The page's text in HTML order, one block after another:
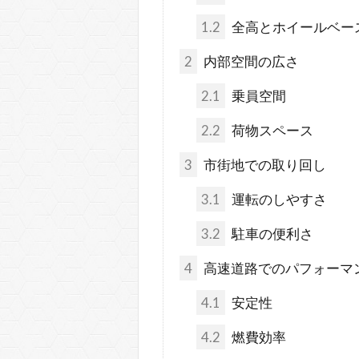
1.2 全高とホイールベー
2 内部空間の広さ
2.1 乗員空間
2.2 荷物スペース
3 市街地での取り回し
3.1 運転のしやすさ
3.2 駐車の便利さ
4 高速道路でのパフォーマ
4.1 安定性
4.2 燃費効率